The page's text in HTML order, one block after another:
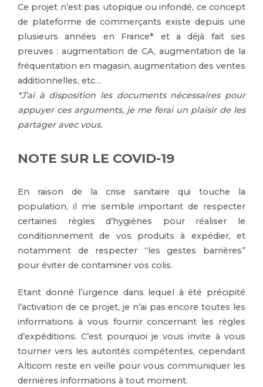
Ce projet n’est pas utopique ou infondé, ce concept
de plateforme de commerçants existe depuis une
plusieurs années en France* et a déjà fait ses
preuves : augmentation de CA, augmentation de la
fréquentation en magasin, augmentation des ventes
additionnelles, etc…
*J’ai à disposition les documents nécessaires pour
appuyer ces arguments, je me ferai un plaisir de les
partager avec vous.
NOTE SUR LE COVID-19
En raison de la crise sanitaire qui touche la
population, il me semble important de respecter
certaines règles d’hygiènes pour réaliser le
conditionnement de vos produits à expédier, et
notamment de respecter “les gestes barrières”
pour éviter de contaminer vos colis.
Etant donné l’urgence dans lequel à été précipité
l’activation de ce projet, je n’ai pas encore toutes les
informations à vous fournir concernant les règles
d’expéditions. C’est pourquoi je vous invite à vous
tourner vers les autorités compétentes, cependant
Alticom reste en veille pour vous communiquer les
dernières informations à tout moment.